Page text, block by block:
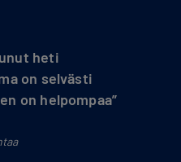
heti
on selvästi
on helpompaa”